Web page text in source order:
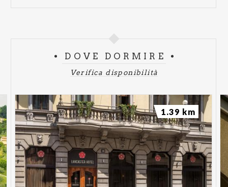
DOVE DORMIRE
Verifica disponibilità
1.39 km